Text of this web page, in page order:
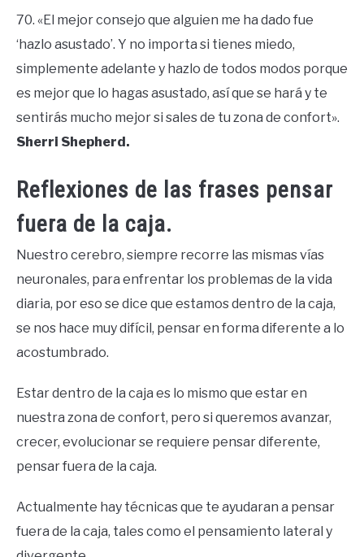
70. «El mejor consejo que alguien me ha dado fue
‘hazlo asustado’. Y no importa si tienes miedo,
simplemente adelante y hazlo de todos modos porque
es mejor que lo hagas asustado, así que se hará y te
sentirás mucho mejor si sales de tu zona de confort».
Sherri Shepherd.
Reflexiones de las frases pensar
fuera de la caja.
Nuestro cerebro, siempre recorre las mismas vías
neuronales, para enfrentar los problemas de la vida
diaria, por eso se dice que estamos dentro de la caja,
se nos hace muy difícil, pensar en forma diferente a lo
acostumbrado.
Estar dentro de la caja es lo mismo que estar en
nuestra zona de confort, pero si queremos avanzar,
crecer, evolucionar se requiere pensar diferente,
pensar fuera de la caja.
Actualmente hay técnicas que te ayudaran a pensar
fuera de la caja, tales como el pensamiento lateral y